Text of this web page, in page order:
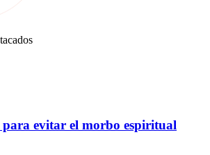
para evitar el morbo espiritual